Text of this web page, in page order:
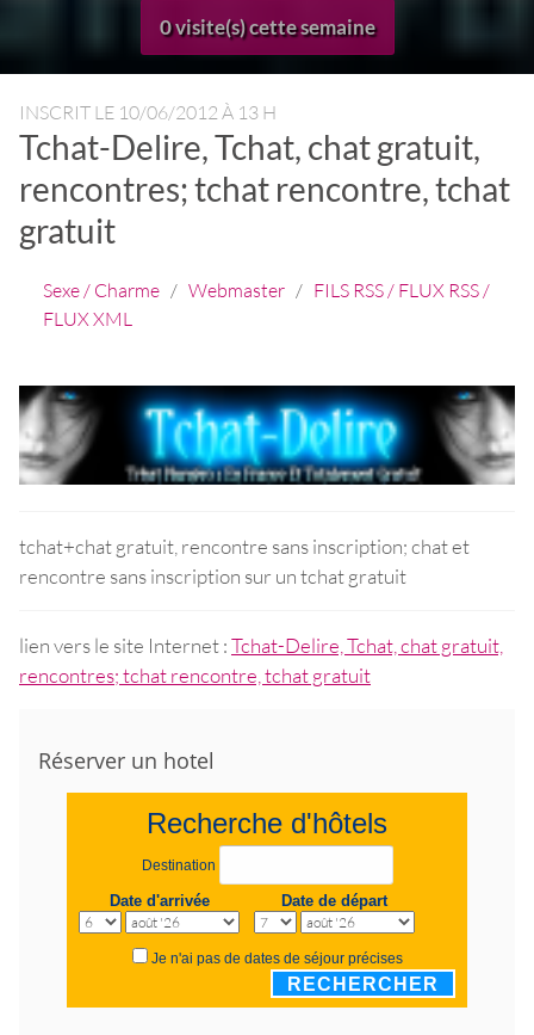
0 visite(s) cette semaine
INSCRIT LE 10/06/2012 À 13 H
Tchat-Delire, Tchat, chat gratuit,
rencontres; tchat rencontre, tchat
gratuit
Sexe / Charme / Webmaster / FILS RSS / FLUX RSS /
FLUX XML
tchat+chat gratuit, rencontre sans inscription; chat et
rencontre sans inscription sur un tchat gratuit
lien vers le site Internet :Tchat-Delire, Tchat, chat gratuit,
rencontres; tchat rencontre, tchat gratuit
Réserver un hotel
Recherche d'hôtels
Destination
Date d'arrivée Date de départ
Je n'ai pas de dates de séjour précises
RECHERCHER